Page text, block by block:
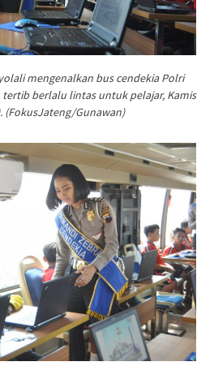
mengenalkan bus cendekia Polri
tertib berlalu lintas untuk pelajar, Kamis
(FokusJateng/Gunawan)